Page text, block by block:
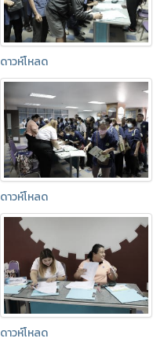
ดาวห์โหลด
ดาวห์โหลด
ดาวห์โหลด